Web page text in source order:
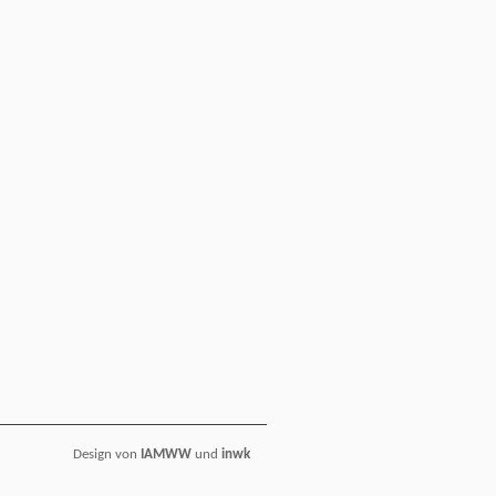
Design von IAMWW und inwk